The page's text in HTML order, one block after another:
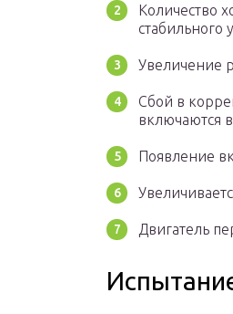
Количество
стабильного
Увеличение
Сбой в
включаются
Появление
Двигатель